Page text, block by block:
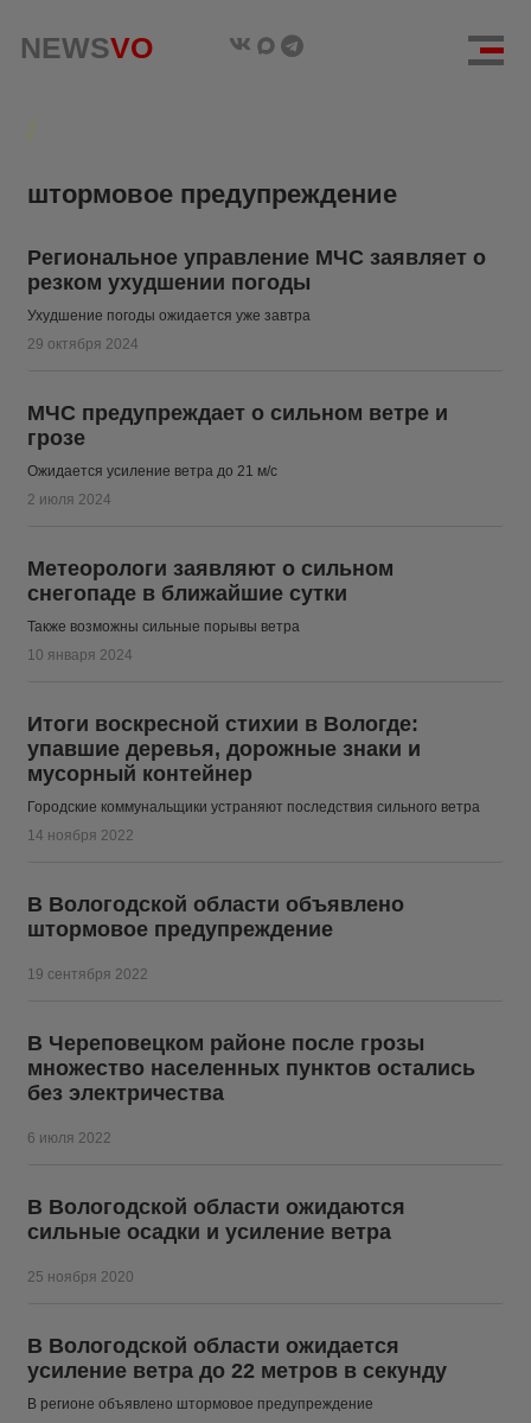
NEWSVO
NEWSVO
штормовое предупреждение
Региональное управление МЧС заявляет о
резком ухудшении погоды
Ухудшение погоды ожидается уже завтра
29 октября 2024
МЧС предупреждает о сильном ветре и
грозе
Ожидается усиление ветра до 21 м/с
2 июля 2024
Метеорологи заявляют о сильном
снегопаде в ближайшие сутки
Также возможны сильные порывы ветра
10 января 2024
Итоги воскресной стихии в Вологде:
упавшие деревья, дорожные знаки и
мусорный контейнер
Городские коммунальщики устраняют последствия сильного ветра
14 ноября 2022
В Вологодской области объявлено
штормовое предупреждение
19 сентября 2022
В Череповецком районе после грозы
множество населенных пунктов остались
без электричества
6 июля 2022
В Вологодской области ожидаются
сильные осадки и усиление ветра
25 ноября 2020
В Вологодской области ожидается
усиление ветра до 22 метров в секунду
В регионе объявлено штормовое предупреждение